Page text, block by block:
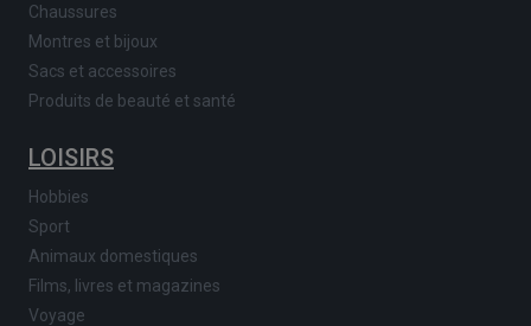
Chaussures
Montres et bijoux
Sacs et accessoires
Produits de beauté et santé
LOISIRS
Hobbies
Sport
Animaux domestiques
Films, livres et magazines
Voyage